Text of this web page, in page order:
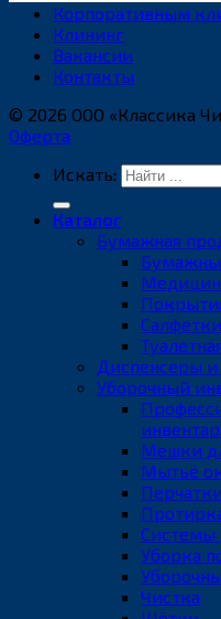
Корпоративным
Клининг
Вакансии
Контакты
© 2026 ООО «Классика
Оферта
Искать:
Каталог
Бумажная
Салфетки
Диспенсеры
Уборочный
Мешки
Мытьё
Перчатки
Системы
Уборка
Чистка